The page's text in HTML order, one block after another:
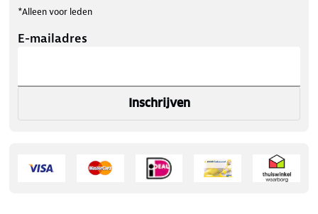
*Alleen voor leden
E-mailadres
Inschrijven